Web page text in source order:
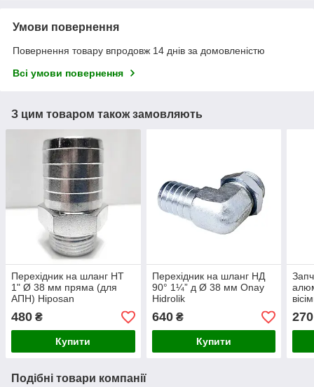
Умови повернення
Повернення товару впродовж 14 днів за домовленістю
Всі умови повернення
З цим товаром також замовляють
Перехідник на шланг НТ
1" Ø 38 мм пряма (для
АПН) Hiposan
480 ₴
Купити
Перехідник на шланг НД
90° 1¼” д Ø 38 мм Onay
Hidrolik
640₴
Купити
270
Подібні товари компанії